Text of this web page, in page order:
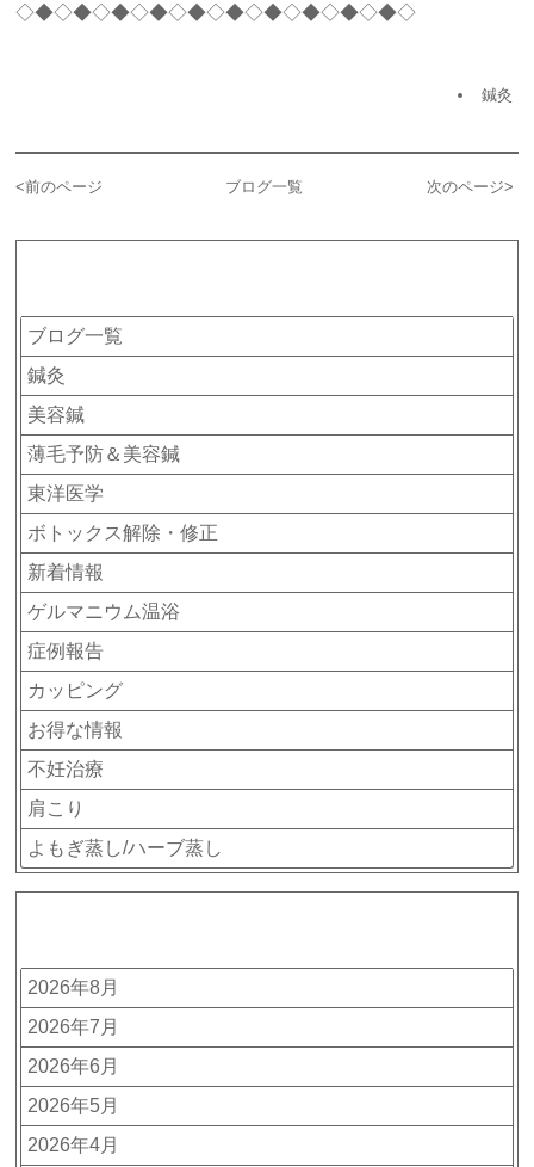
◇◆◇◆◇◆◇◆◇◆◇◆◇◆◇◆◇◆◇◆◇
鍼灸
<前のページ ブログ一覧 次のページ>
ブログ一覧
鍼灸
美容鍼
薄毛予防＆美容鍼
東洋医学
ボトックス解除・修正
新着情報
ゲルマニウム温浴
症例報告
カッピング
お得な情報
不妊治療
肩こり
よもぎ蒸し/ハーブ蒸し
2026年8月
2026年7月
2026年6月
2026年5月
2026年4月